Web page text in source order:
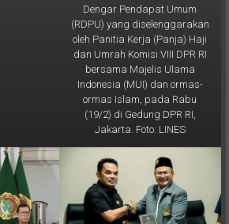
(RDPU) yang diselenggarakan
oleh Panitia Kerja (Panja) Haji
dan Umrah Komisi VIII DPR RI
bersama Majelis Ulama
Indonesia (MUI) dan ormas-
ormas Islam, pada Rabu
(19/2) di Gedung DPR RI,
Jakarta. Foto: LINES